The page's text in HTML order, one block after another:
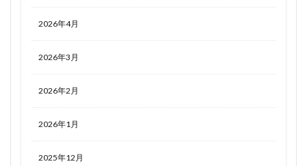
2026年4月
2026年3月
2026年2月
2026年1月
2025年12月